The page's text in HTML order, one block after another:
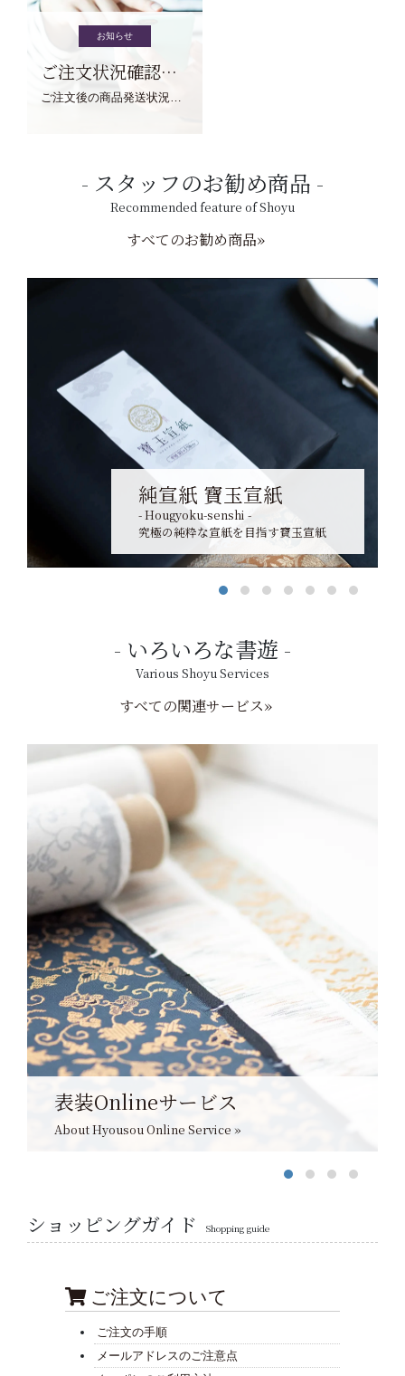
お知らせ
ご注文状況確認について
スタッフのお勧め商品
Recommended feature of Shoyu
すべてのお勧め商品»
純宣紙 寶玉宣紙
- Hougyoku-senshi -
究極の純粋な宣紙を目指す寶玉宣紙
いろいろな書遊
Various Shoyu Services
すべての関連サービス»
表装Onlineサービス
About Hyousou Online Service »
ショッピングガイド Shopping guide
ご注文について
ご注文の手順
メールアドレスのご注意点